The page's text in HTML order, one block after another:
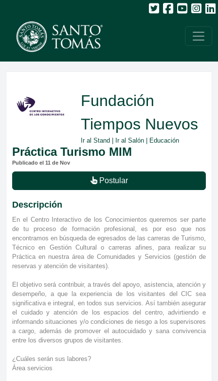
Fundación
Tiempos Nuevos
Ir al Stand Ir al Salón| Educación
Práctica Turismo MIM
Publicado el 11 de Nov
Postular
Descripción
En el Centro Interactivo de los Conocimientos queremos ser parte
de tu proceso de formación profesional, es por eso que nos
encontramos en búsqueda de egresados de las carreras de Turismo,
Técnico en Gestión Cultural o carreras afines, para realizar su
Práctica en nuestra área de Comunidades y Servicios (gestión de
reservas y atención de visitantes).
El objetivo será contribuir, a través del apoyo, asistencia, atención y
desempeño, a que la experiencia de los visitantes del CIC sea
significativa e integral, en todos sus servicios. Así también asegurar
el cuidado y atención de los espacios del centro, advirtiendo e
informando situaciones y/o condiciones de riesgo a los supervisores
a cargo, además de promover el autocuidado y sana convivencia
entre los diversos grupos de visitantes.
¿Cuáles serán sus labores?
Área servicios